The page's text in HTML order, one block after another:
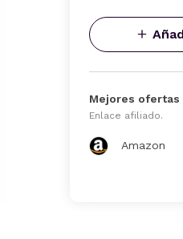
Mejores ofertas
Enlace afiliado.
Amazon